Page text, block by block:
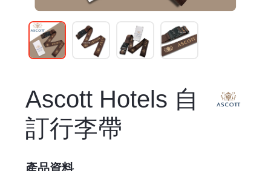
Ascott Hotels 自
訂行李帶
產品資料